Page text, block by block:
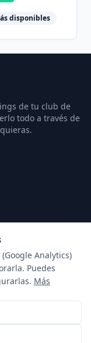
Analytics)
Puedes
Más
disponibles
de tu club de
todo a través de